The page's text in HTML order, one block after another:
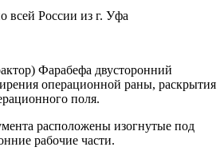
всей России из г. Уфа
Фарабефа двусторонний
операционной раны, раскрытия
поля.
расположены изогнутые под
рабочие части.